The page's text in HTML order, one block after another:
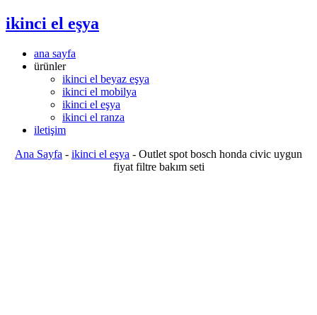
ikinci el eşya
ana sayfa
ürünler
ikinci el beyaz eşya
ikinci el mobilya
ikinci el eşya
ikinci el ranza
iletişim
Ana Sayfa - ikinci el eşya - Outlet spot bosch honda civic uygun
fiyat filtre bakım seti